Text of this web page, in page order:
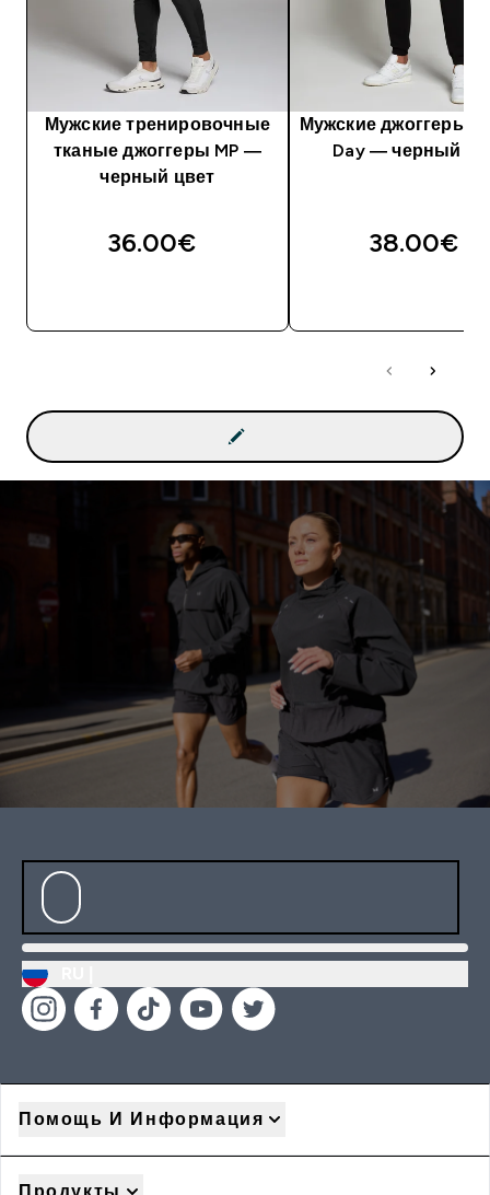
Мужские тренировочные
тканые джоггеры MP ―
черный цвет
36.00€‎
Мужские джоггеры
Day — черный
38.00€‎
Помощь И Информация
Продукты